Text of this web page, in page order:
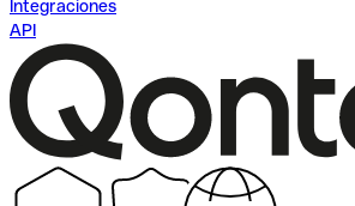
Integraciones
API